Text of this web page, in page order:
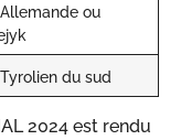
Allemande ou
Tyrolien du sud
2024 est rendu